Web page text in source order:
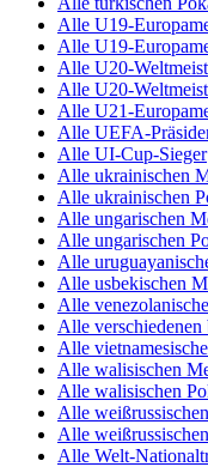
Alle U19-
Alle U19-
Alle U20-
Alle U20-
Alle U21-
Alle UEFA-
Alle UI-Cup-Sieger
Alle ukrainischen
Alle ukrainischen
Alle ungarischen
Alle ungarischen
Alle
Alle usbekischen
Alle
Alle
Alle
Alle walisischen
Alle walisischen
Alle
Alle
Alle Welt-